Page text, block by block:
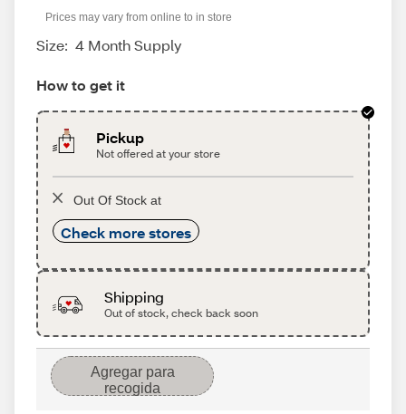
Prices may vary from online to in store
Size: 4 Month Supply
How to get it
Pickup
Not offered at your store
Out Of Stock at
Check more stores
Shipping
Out of stock, check back soon
Agregar para
recogida